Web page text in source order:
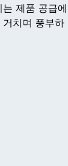
제품 공급에
치며 풍부하